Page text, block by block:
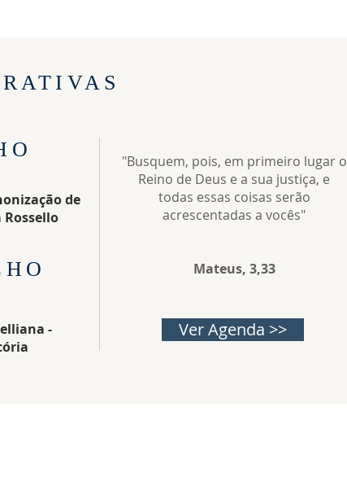
de
Rossello
-
"Busquem, pois, em primeiro lugar o
Reino de Deus e a sua justiça, e
todas essas coisas serão
acrescentadas a vocês"
Mateus, 3,33
Ver Agenda >>